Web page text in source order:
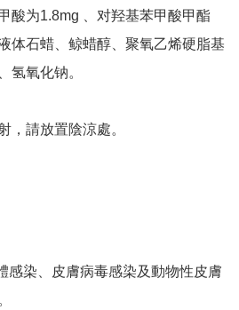
酸为1.8mg 、对羟基苯甲酸甲酯
体石蜡、鲸蜡醇、聚氧乙烯硬脂基
氢氧化钠。
，請放置陰涼處。
感染、皮膚病毒感染及動物性皮膚